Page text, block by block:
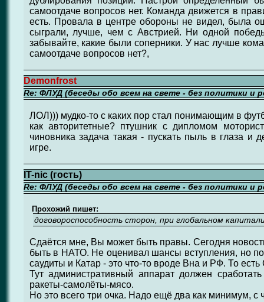
самоотдаче вопросов нет. Команда движется в
есть. Провала в центре обороны не видел, была
сыграли, лучше, чем с Австрией. Ни одной
забывайте, какие были соперники. У нас лучше
самоотдаче вопросов нет?,
Demonfrost
Re: ФЛУД (беседы обо всем на свете - без политики и
ЛОЛ))) мудко-то с каких пор стал понимающим в
как авторитетные? птушник с дипломом
чиновника задача такая - пускать пыль в глаза и
игре.
IT-nic (гость)
Re: ФЛУД (беседы обо всем на свете - без политики и
Прохожий пишет:
договороспособность сторон, при глобальном
Сдаётся мне, Вы может быть правы. Сегодня
быть в НАТО. Не оценивал шансы вступления, но
саудиты и Катар - это что-то вроде Вна и РФ. То
Тут административный аппарат должен
ракеты-самолёты-мясо.
Но это всего три очка. Надо ещё два как минимум,